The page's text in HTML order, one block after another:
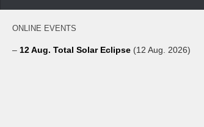
ONLINE EVENTS
– 12 Aug. Total Solar Eclipse (12 Aug. 2026)